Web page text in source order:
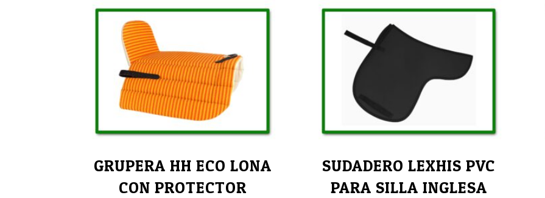
GRUPERA HH ECO LONA
CON PROTECTOR
SUDADERO LEXHIS PVC
PARA SILLA INGLESA